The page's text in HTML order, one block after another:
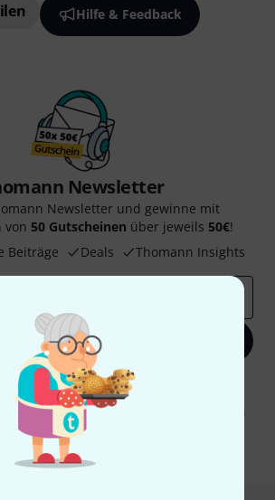
Hilfe & Feedback
Newsletter
Newsletter und gewinne mit
von 50 Gutscheinen über jeweils 50€!
Beiträge
Deals Thomann Insights
Jetzt anmelden
anmelden“ stimmen Sie dem Erhalt von E-Mail-
des E-Mail-Nutzungsverhaltens zu. Die
möglich. Weitere Informationen finden Sie in
unseren
Datenschutzhinweisen
* Pflichtfeld